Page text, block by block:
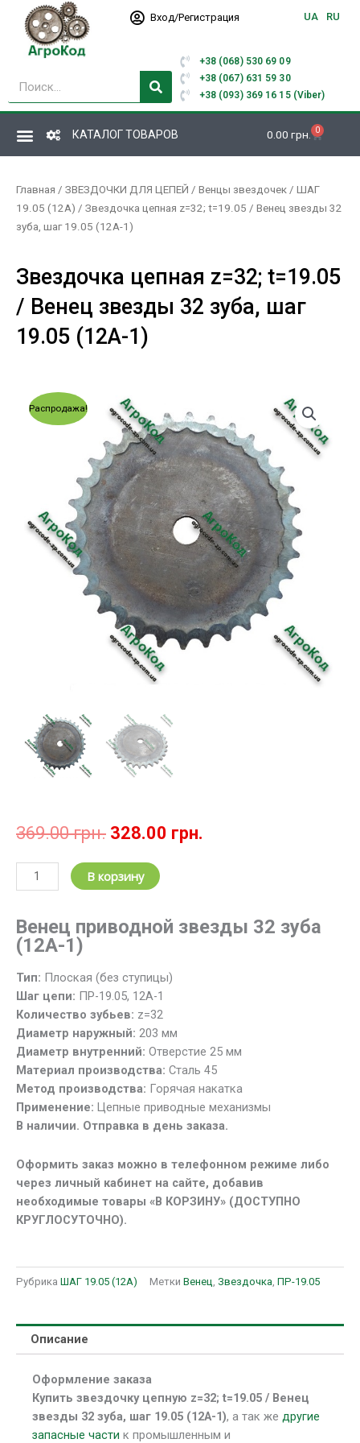
Перейти
содержимому
Вход/Регистрация UA RU
Поиск
+38 (068) 530 69 09
+38 (067) 631 59 30
+38 (093) 369 16 15 (Viber)
КАТАЛОГ ТОВАРОВ 0.00 грн. 0
Корзина
Главная / ЗВЕЗДОЧКИ ДЛЯ ЦЕПЕЙ / Венцы звездочек / ШАГ
19.05 (12А) / Звездочка цепная z=32; t=19.05 / Венец звезды 32
зуба, шаг 19.05 (12А-1)
Звездочка цепная z=32; t=19.05
/ Венец звезды 32 зуба, шаг
19.05 (12А-1)
Распродажа!
369.00грн. Первоначальная
составляла
369.00 грн..
328.00 грн.
Количество
товара
цепная
z=32;
/
Венец
звезды
32
зуба,
шаг
19.05
(12А-1)
В корзину
Венец приводной звезды 32 зуба
(12А-1)
Тип: Плоская (без ступицы)
Шаг цепи: ПР-19.05, 12А-1
Количество зубьев: z=32
Диаметр наружный: 203 мм
Диаметр внутренний: Отверстие 25 мм
Материал производства: Cталь 45
Метод производства: Горячая накатка
Применение: Цепные приводные механизмы
В наличии. Отправка в день заказа.
Оформить заказ можно в телефонном режиме либо
через личный кабинет на сайте, добавив
необходимые товары «В КОРЗИНУ» (ДОСТУПНО
КРУГЛОСУТОЧНО).
Рубрика ШАГ 19.05 (12А) Метки Венец, Звездочка, ПР-19.05
Описание
Оформление заказа
Купить звездочку цепную z=32; t=19.05 / Венец
звезды 32 зуба, шаг 19.05 (12А-1), а так же другие
запасные части к промышленным и